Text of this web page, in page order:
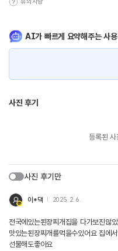
AI가 빠르게 요약해주는 사용
사진 후기
등록된 사
사진 후기만
이*댁 2025. 2. 6.
전국에있는된장찌개집을 다가보진않
맛있는된장찌개를먹을수있어요 집에
선물해도좋아요